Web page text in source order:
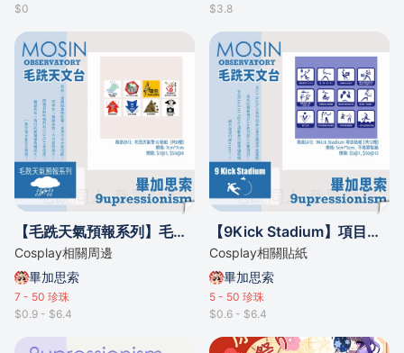
$0
$3.8
【毛跣天氣預報系列】毛跣天氣警告貼紙（共8種）
Cosplay相關周邊
畢加思索
7 - 50 珍珠
$0.9 - $6.4
【9Kick Stadium】項目貼紙（共12種）
Cosplay相關貼紙
畢加思索
5 - 50 珍珠
$0.6 - $6.4